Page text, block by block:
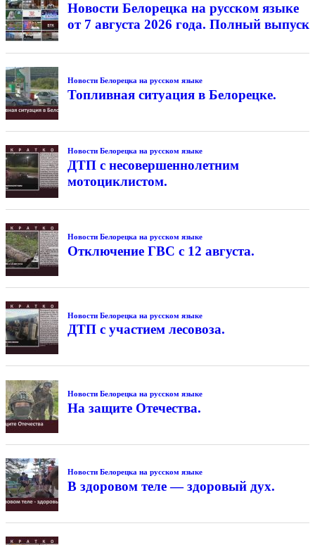
Новости Белорецка на русском языке
от 7 августа 2026 года. Полный выпуск
Новости Белорецка на русском языке
Топливная ситуация в Белорецке.
Новости Белорецка на русском языке
ДТП с несовершеннолетним
мотоциклистом.
Новости Белорецка на русском языке
Отключение ГВС с 12 августа.
Новости Белорецка на русском языке
ДТП с участием лесовоза.
Новости Белорецка на русском языке
На защите Отечества.
Новости Белорецка на русском языке
В здоровом теле — здоровый дух.